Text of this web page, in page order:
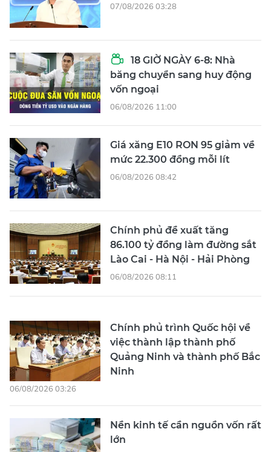
07/08/2026 03:28
18 GIỜ NGÀY 6-8: Nhà
băng chuyển sang huy động
vốn ngoại
06/08/2026 11:00
Giá xăng E10 RON 95 giảm về
mức 22.300 đồng mỗi lít
06/08/2026 08:42
Chính phủ đề xuất tăng
86.100 tỷ đồng làm đường sắt
Lào Cai - Hà Nội - Hải Phòng
06/08/2026 08:11
Chính phủ trình Quốc hội về
việc thành lập thành phố
Quảng Ninh và thành phố Bắc
Ninh
06/08/2026 03:26
Nền kinh tế cần nguồn vốn rất
lớn